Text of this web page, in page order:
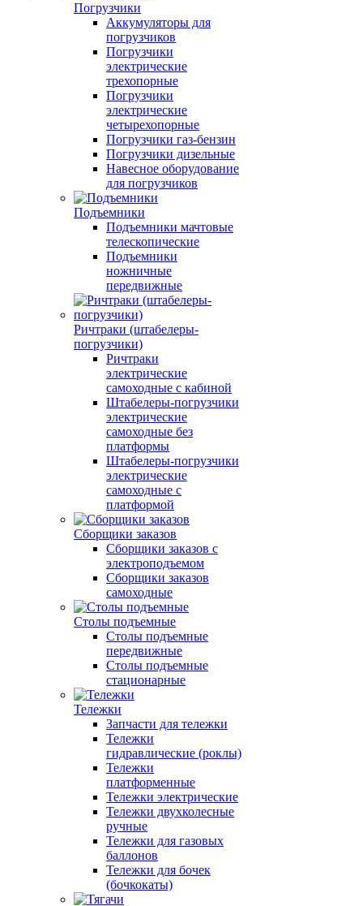
Погрузчики
Аккумуляторы для
погрузчиков
Погрузчики
электрические
трехопорные
Погрузчики
электрические
четырехопорные
Погрузчики газ-бензин
Погрузчики дизельные
Навесное оборудование
для погрузчиков
Подъемники
Подъемники мачтовые
телескопические
Подъемники
ножничные
передвижные
Ричтраки (штабелеры-
погрузчики)
Ричтраки
электрические
самоходные с кабиной
Штабелеры-погрузчики
электрические
самоходные без
платформы
Штабелеры-погрузчики
электрические
самоходные с
платформой
Сборщики заказов
Сборщики заказов с
электроподъемом
Сборщики заказов
самоходные
Столы подъемные
Столы подъемные
передвижные
Столы подъемные
стационарные
Тележки
Запчасти для тележки
Тележки
гидравлические (роклы)
Тележки
платформенные
Тележки электрические
Тележки двухколесные
ручные
Тележки для газовых
баллонов
Тележки для бочек
(бочкокаты)